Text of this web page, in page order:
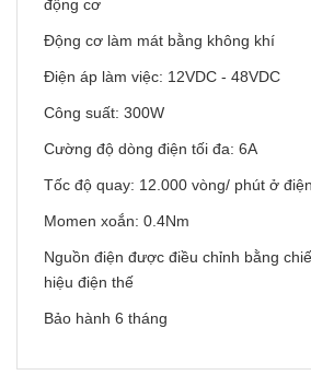
động cơ
Động cơ làm mát bằng không khí
Điện áp làm việc: 12VDC - 48VDC
Công suất: 300W
Cường độ dòng điện tối đa: 6A
Tốc độ quay: 12.000 vòng/ phút ở
Momen xoắn: 0.4Nm
Nguồn điện được điều chỉnh bằng
hiệu điện thế
Bảo hành 6 tháng